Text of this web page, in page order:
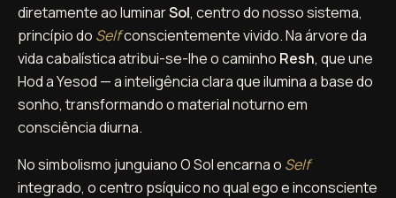
diretamente ao luminarSol, centro do nosso sistema,
princípio do Selfconscientemente vivido. Na árvore da
vida cabalística atribui-se-lhe o caminho Resh, que une
Hod a Yesod — a inteligência clara que ilumina a base do
sonho, transformando o material noturno em
consciência diurna.
No simbolismo junguiano O Sol encarna o Self
integrado, o centro psíquico no qual ego e inconsciente